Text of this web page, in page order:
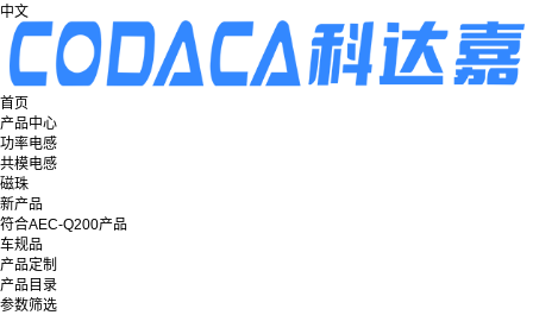
中文
首页
产品中心
功率电感
共模电感
磁珠
新产品
符合AEC-Q200产品
车规品
产品定制
产品目录
参数筛选